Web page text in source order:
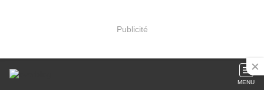
Publicité
MENU